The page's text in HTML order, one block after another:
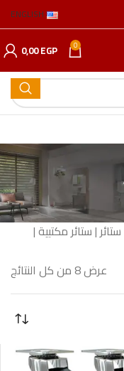
ENGLISH
0
0,00EGP
| ستائر مكتبية |
عرض ⁦8⁩ من كل النتائج